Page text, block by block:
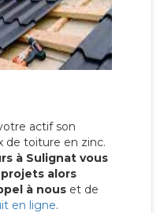
actif son
de toiture en zinc.
à Sulignat vous
alors
à nous et de
en ligne.